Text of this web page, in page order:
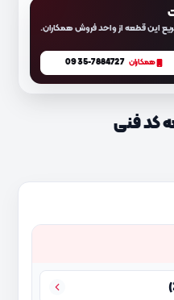
این قطعه از واحد فروش همکاران.
همکاران 0935-7884727
کد فنی